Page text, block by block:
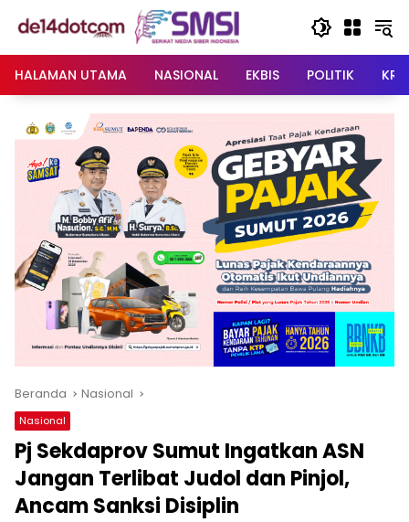
HALAMAN UTAMA
NASIONAL EKBIS POLITIK
Beranda Nasional
Nasional
Pj Sekdaprov Sumut Ingatkan ASN
Jangan Terlibat Judol dan Pinjol,
Ancam Sanksi Disiplin